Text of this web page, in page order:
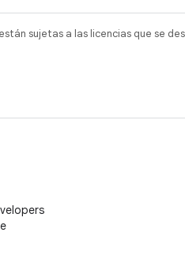
sujetas a las licencias que se